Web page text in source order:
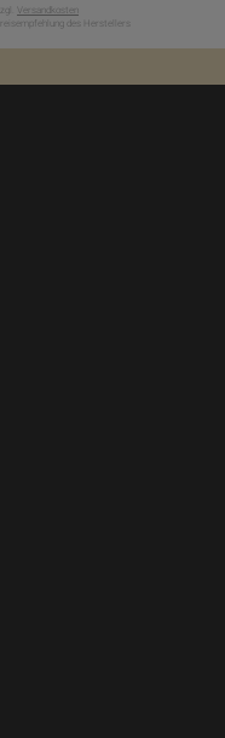
Versandkosten
des Herstellers